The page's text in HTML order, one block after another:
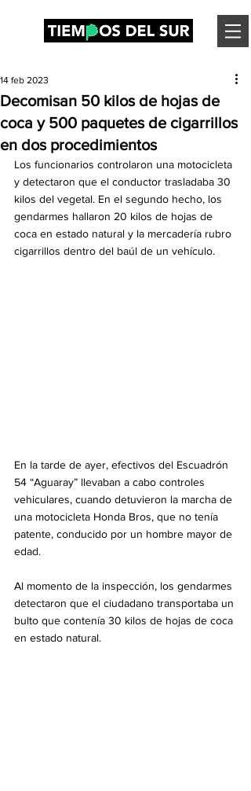
Decomisan 50 kilos de hojas de
coca y 500 paquetes de cigarrillos
en dos procedimientos
14 feb 2023
Los funcionarios controlaron una motocicleta
y detectaron que el conductor trasladaba 30
kilos del vegetal. En el segundo hecho, los
gendarmes hallaron 20 kilos de hojas de
coca en estado natural y la mercadería rubro
cigarrillos dentro del baúl de un vehículo.
En la tarde de ayer, efectivos del Escuadrón
54 “Aguaray” llevaban a cabo controles
vehiculares, cuando detuvieron la marcha de
una motocicleta Honda Bros, que no tenía
patente, conducido por un hombre mayor de
edad.
Al momento de la inspección, los gendarmes
detectaron que el ciudadano transportaba un
bulto que contenía 30 kilos de hojas de coca
en estado natural.